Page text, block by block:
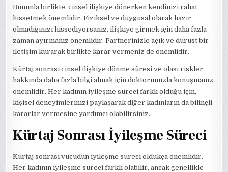
Bununla birlikte, cinsel ilişkiye dönerken kendinizi rahat
hissetmek önemlidir. Fiziksel ve duygusal olarak hazır
olmadığınızı hissediyorsanız, ilişkiye girmek için daha fazla
zaman ayırmanız önemlidir. Partnerinizle açık ve dürüst bir
iletişim kurarak birlikte karar vermeniz de önemlidir.
Kürtaj sonrası cinsel ilişkiye dönme süresi ve olası riskler
hakkında daha fazla bilgi almak için doktorunuzla konuşmanız
önemlidir. Her kadının iyileşme süreci farklı olduğu için,
kişisel deneyimlerinizi paylaşarak diğer kadınların da bilinçli
kararlar vermesine yardımcı olabilirsiniz.
Kürtaj Sonrası İyileşme Süreci
Kürtaj sonrası vücudun iyileşme süreci oldukça önemlidir.
Her kadının iyileşme süreci farklı olabilir, ancak genellikle